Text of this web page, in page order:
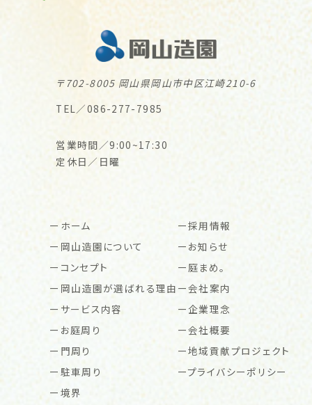
〒702-8005 岡山県岡山市中区江崎210-6
TEL／086-277-7985
営業時間／9:00~17:30
定休日／日曜
ホーム
岡山造園について
コンセプト
岡山造園が選ばれる理由
サービス内容
お庭周り
門周り
駐車周り
境界
採用情報
お知らせ
庭まめ。
会社案内
企業理念
会社概要
地域貢献プロジェクト
プライバシーポリシー